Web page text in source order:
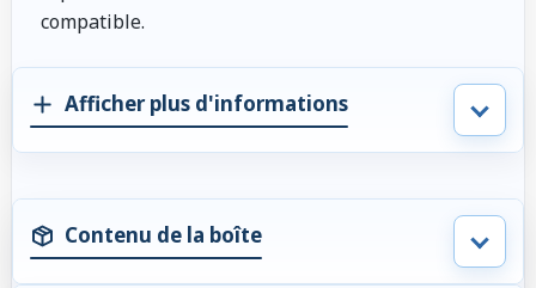
compatible.
Afficher plus d'informations
Contenu de la boîte